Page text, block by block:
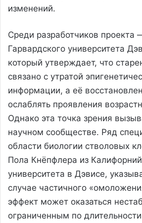
изменений.
Среди разработчиков проекта
Гарвардского университета
который утверждает, что
связано с утратой
информации, а её
ослаблять проявления
Однако эта точка зрения
научном сообществе. Ряд
области биологии стволовых
Пола Кнёпфлера из
университета в Дэвисе,
случае частичного
эффект может оказаться
ограниченным по